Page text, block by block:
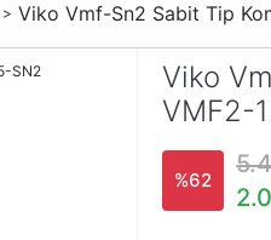
Viko Vmf-Sn2 Sabit Tip
Viko
VMF2-
%62